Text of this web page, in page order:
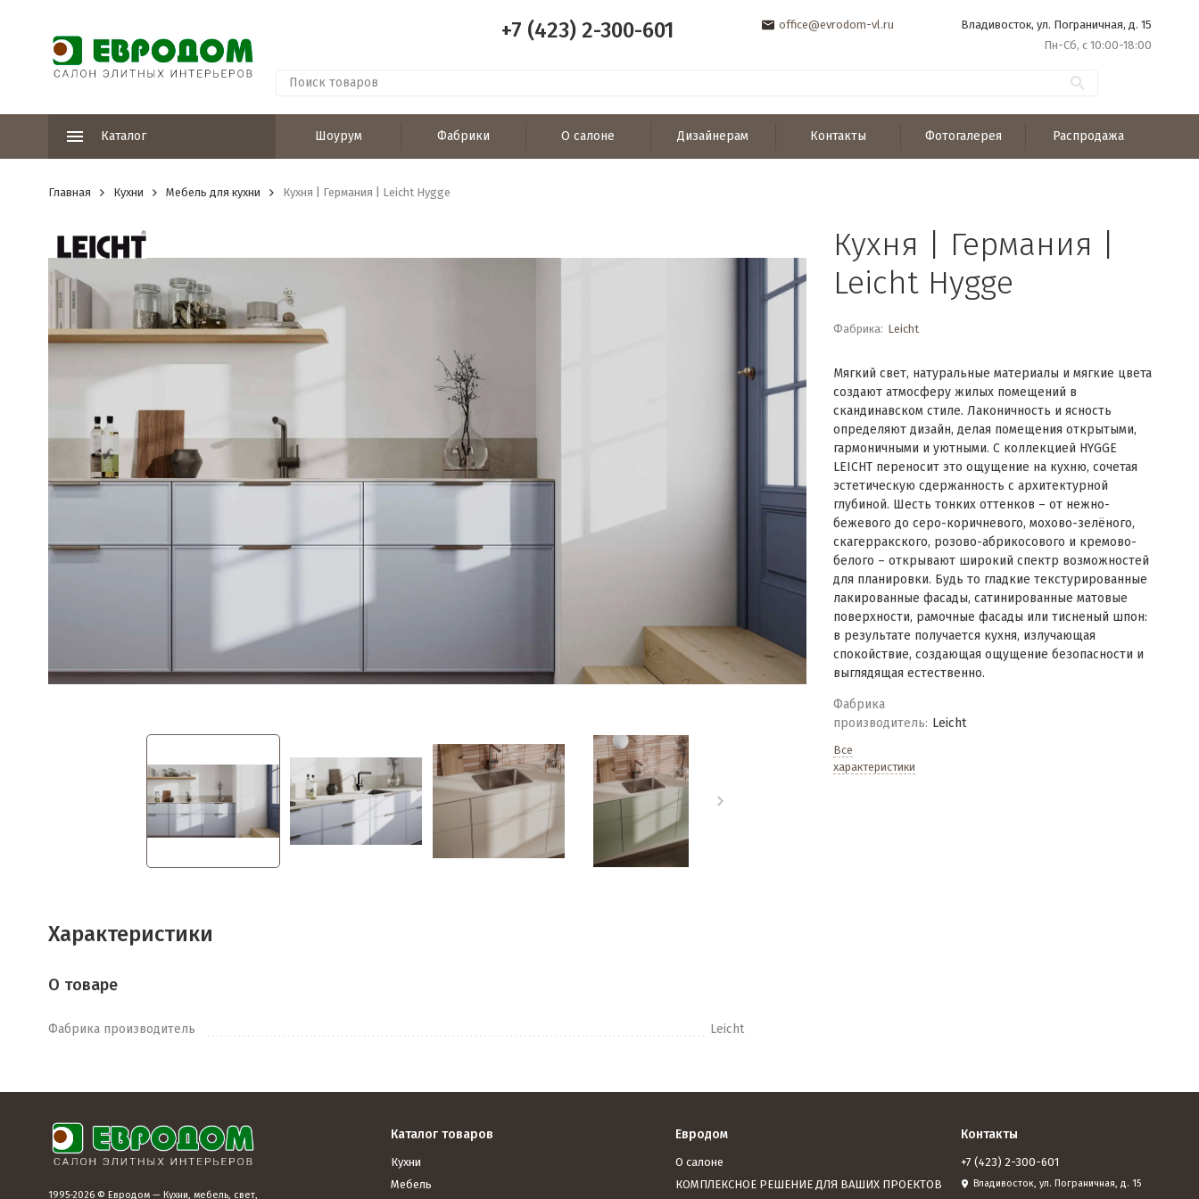
+7 (423) 2-300-601 office@evrodom-vl.ru
Владивосток, ул. Пограничная, д. 15
Пн-Сб, с 10:00-18:00
Каталог Шоурум Фабрики О салоне Дизайнерам Контакты Фотогалерея Распродажа
Главная Кухни Мебель для кухни Кухня | Германия | Leicht Hygge
Кухня | Германия |
Leicht Hygge
Фабрика: Leicht
Мягкий свет, натуральные материалы и мягкие цвета
создают атмосферу жилых помещений в
скандинавском стиле. Лаконичность и ясность
определяют дизайн, делая помещения открытыми,
гармоничными и уютными. С коллекцией HYGGE
LEICHT переносит это ощущение на кухню, сочетая
эстетическую сдержанность с архитектурной
глубиной. Шесть тонких оттенков – от нежно-
бежевого до серо-коричневого, мохово-зелёного,
скагерракского, розово-абрикосового и кремово-
белого – открывают широкий спектр возможностей
для планировки. Будь то гладкие текстурированные
лакированные фасады, сатинированные матовые
поверхности, рамочные фасады или тисненый шпон:
в результате получается кухня, излучающая
спокойствие, создающая ощущение безопасности и
выглядящая естественно.
Фабрика
производитель: Leicht
Все
характеристики
Характеристики
О товаре
Фабрика производитель Leicht
1995-2026 © Евродом — Кухни, мебель, свет,
Каталог товаров
Кухни
Мебель
Евродом
О салоне
КОМПЛЕКСНОЕ РЕШЕНИЕ ДЛЯ ВАШИХ ПРОЕКТОВ
Контакты
+7 (423) 2-300-601
Владивосток, ул. Пограничная, д. 15